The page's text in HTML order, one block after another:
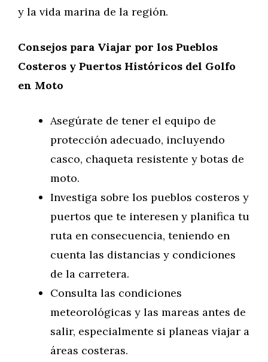
y la vida marina de la región.
Consejos para Viajar por los Pueblos
Costeros y Puertos Históricos del Golfo
en Moto
Asegúrate de tener el equipo de
protección adecuado, incluyendo
casco, chaqueta resistente y botas de
moto.
Investiga sobre los pueblos costeros y
puertos que te interesen y planifica tu
ruta en consecuencia, teniendo en
cuenta las distancias y condiciones
de la carretera.
Consulta las condiciones
meteorológicas y las mareas antes de
salir, especialmente si planeas viajar a
áreas costeras.